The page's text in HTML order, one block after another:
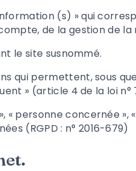
(s) » qui
de la gestion de
le site susnommé.
qui permettent, sous
» (article 4 de la loi n°
personne concernée
(RGPD : n° 2016-679)